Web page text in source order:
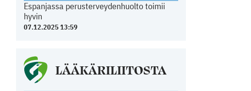
Espanjassa perusterveydenhuolto toimii
hyvin
07.12.2025 13:59
LÄÄKÄRILIITOSTA